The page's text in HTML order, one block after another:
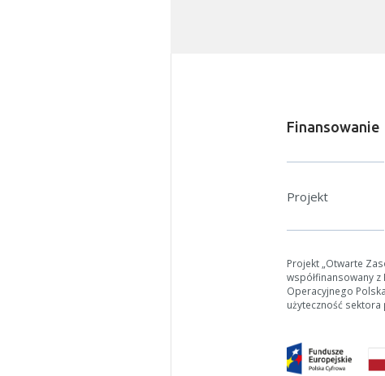
Finansowanie
Projekt
Projekt „Otwarte
współfinansowany
Operacyjnego
użyteczność